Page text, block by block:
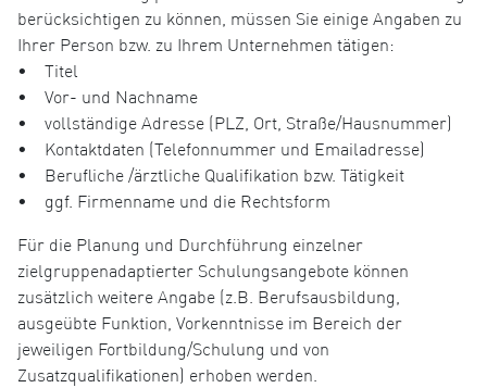
berücksichtigen zu können, müssen Sie einige Angaben zu
Ihrer Person bzw. zu Ihrem Unternehmen tätigen:
• Titel
• Vor- und Nachname
• vollständige Adresse (PLZ, Ort, Straße/Hausnummer)
• Kontaktdaten (Telefonnummer und Emailadresse)
• Berufliche /ärztliche Qualifikation bzw. Tätigkeit
• ggf. Firmenname und die Rechtsform
Für die Planung und Durchführung einzelner
zielgruppenadaptierter Schulungsangebote können
zusätzlich weitere Angabe (z.B. Berufsausbildung,
ausgeübte Funktion, Vorkenntnisse im Bereich der
jeweiligen Fortbildung/Schulung und von
Zusatzqualifikationen) erhoben werden.